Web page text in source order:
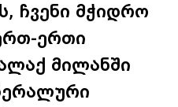
ჩვენი მჭიდრო
ერთი
მილანში